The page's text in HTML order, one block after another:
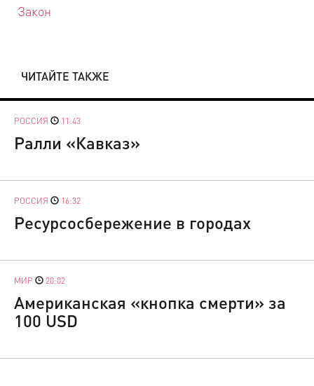
Закон
ЧИТАЙТЕ ТАКЖЕ
РОССИЯ 11:43
Ралли «Кавказ»
РОССИЯ 16:32
Ресурсосбережение в городах
МИР 20:02
Американская «кнопка смерти» за
100 USD